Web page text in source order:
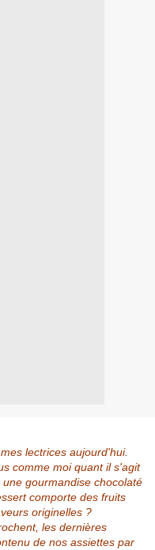
lectrices aujourd'hui.
comme moi quant il s'agit
gourmandise chocolaté
comporte des fruits
originelles ?
les dernières
de nos assiettes par